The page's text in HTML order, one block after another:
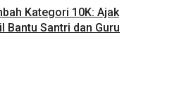
Kategori 10K: Ajak
Bantu Santri dan Guru